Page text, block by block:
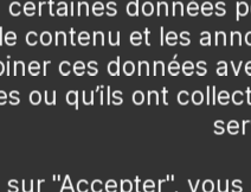
puis jaune d'or,
COMMENT
▶
avec soin !
données
contenu et les
ces données
ou qu’ils ont
"Accepter",